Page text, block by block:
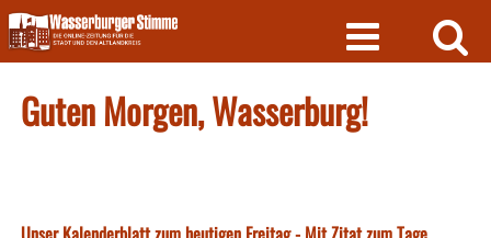
Skip
to
content
Guten Morgen, Wasserburg!